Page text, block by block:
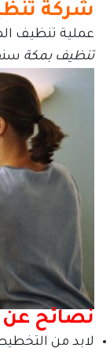
شركة
عملية تنظيف
تنظيف بمكة
نصائح عن
لابد من